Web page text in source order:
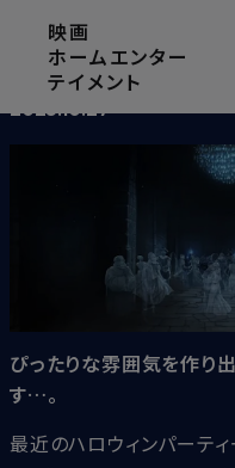
映画
ホームエンター
テイメント
「ほとんど首無しニック」
を開くコツ
2025.10.27
ぴったりな雰囲気を作り
す…。
最近のハロウィンパーテ